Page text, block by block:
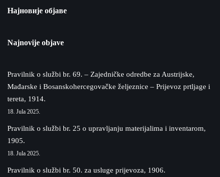
Најновије објаве
Najnovije objave
Pravilnik o službi br. 69. – Zajedničke odredbe za Austrijske,
Mađarske i Bosanskohercegovačke željeznice – Prijevoz prtljage i
tereta, 1914.
18. Jula 2025.
Pravilnik o službi br. 25 o upravljanju materijalima i inventarom,
1905.
18. Jula 2025.
Pravilnik o službi br. 50. za usluge prijevoza, 1906.